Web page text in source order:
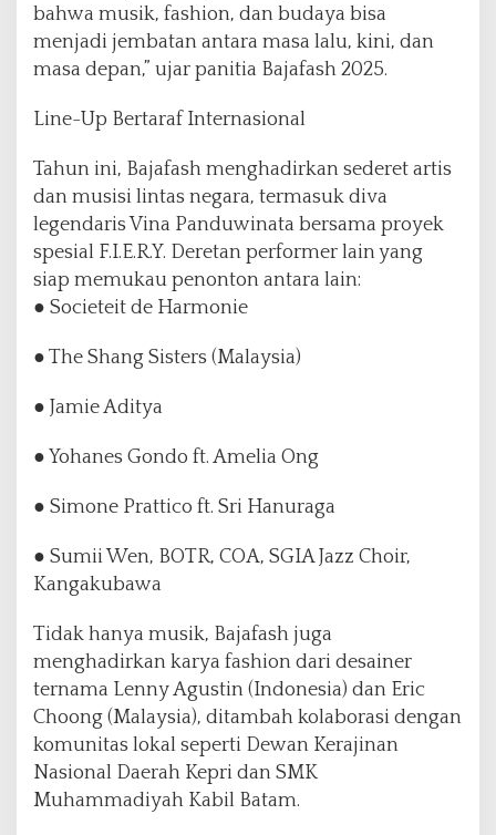
t
s
i
a
o
n
bahwa musik, fashion, dan budaya bisa
menjadi jembatan antara masa lalu, kini, dan
masa depan,” ujar panitia Bajafash 2025.
Line-Up Bertaraf Internasional
Tahun ini, Bajafash menghadirkan sederet artis
dan musisi lintas negara, termasuk diva
legendaris Vina Panduwinata bersama proyek
spesial F.I.E.R.Y. Deretan performer lain yang
siap memukau penonton antara lain:
● Societeit de Harmonie
● The Shang Sisters (Malaysia)
● Jamie Aditya
● Yohanes Gondo ft. Amelia Ong
● Simone Prattico ft. Sri Hanuraga
● Sumii Wen, BOTR, COA, SGIA Jazz Choir,
Kangakubawa
Tidak hanya musik, Bajafash juga
menghadirkan karya fashion dari desainer
ternama Lenny Agustin (Indonesia) dan Eric
Choong (Malaysia), ditambah kolaborasi dengan
komunitas lokal seperti Dewan Kerajinan
Nasional Daerah Kepri dan SMK
Muhammadiyah Kabil Batam.